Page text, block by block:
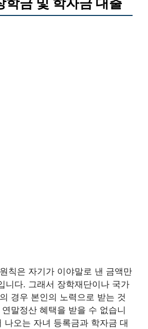
칙은 자기가 이야말로 낸 금액만
니다. 그래서 장학재단이나 국가
경우 본인의 노력으로 받는 것
말정산 혜택을 받을 수 없습니
나오는 자녀 등록금과 학자금 대